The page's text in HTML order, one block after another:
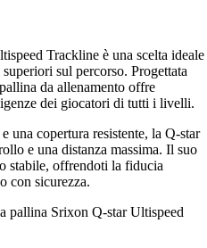
Trackline è una scelta ideale
sul percorso. Progettata
da allenamento offre
dei giocatori di tutti i livelli.
una copertura resistente, la Q-star
e una distanza massima. Il suo
stabile, offrendoti la fiducia
con sicurezza.
pallina Srixon Q-star Ultispeed